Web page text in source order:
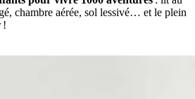
chambre aérée, sol lessivé… et le plein
!